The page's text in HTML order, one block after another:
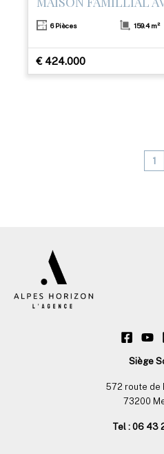
6 Pièces 159.4 m²
€ 424.000
1
Siège
572 route de
73200
Tel : 06 43